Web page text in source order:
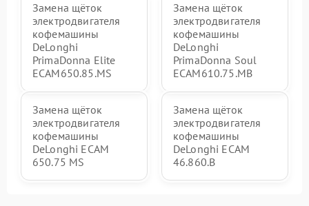
Замена щёток
электродвигателя
кофемашины
DeLonghi
PrimaDonna Elite
ECAM650.85.MS
Замена щёток
электродвигателя
кофемашины
DeLonghi
PrimaDonna Soul
ECAM610.75.MB
Замена щёток
электродвигателя
кофемашины
DeLonghi ECAM
650.75 MS
Замена щёток
электродвигателя
кофемашины
DeLonghi ECAM
46.860.B